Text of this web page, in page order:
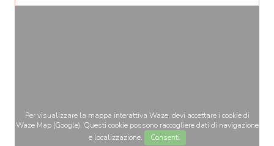
Per visualizzare la mappa interattiva Waze, devi accettare i cookie di
Waze Map (Google). Questi cookie possono raccogliere dati di navigazione
e localizzazione.
Consenti